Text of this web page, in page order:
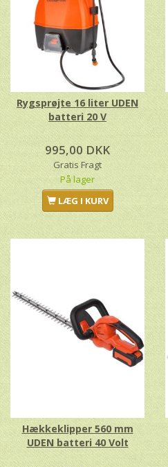
Rygsprøjte 16 liter UDEN
batteri 20 V
995,00 DKK
Gratis Fragt
På lager
LÆG I KURV
Hækkeklipper 560 mm
UDEN batteri 40 Volt